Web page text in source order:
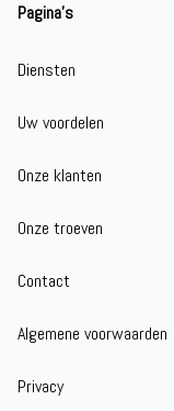
Pagina's
Diensten
Uw voordelen
Onze klanten
Onze troeven
Contact
Algemene voorwaarden
Privacy